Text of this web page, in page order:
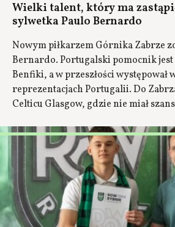
Wielki talent, który ma
sylwetka Paulo Bernardo
Nowym piłkarzem Górnika Zabrze
Bernardo. Portugalski pomocnik
Benfiki, a w przeszłości występował
reprezentacjach Portugalii. Do
Celticu Glasgow, gdzie nie miał